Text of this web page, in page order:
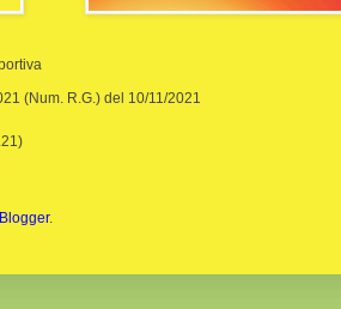
(Num. R.G.) del 10/11/2021
Blogger.